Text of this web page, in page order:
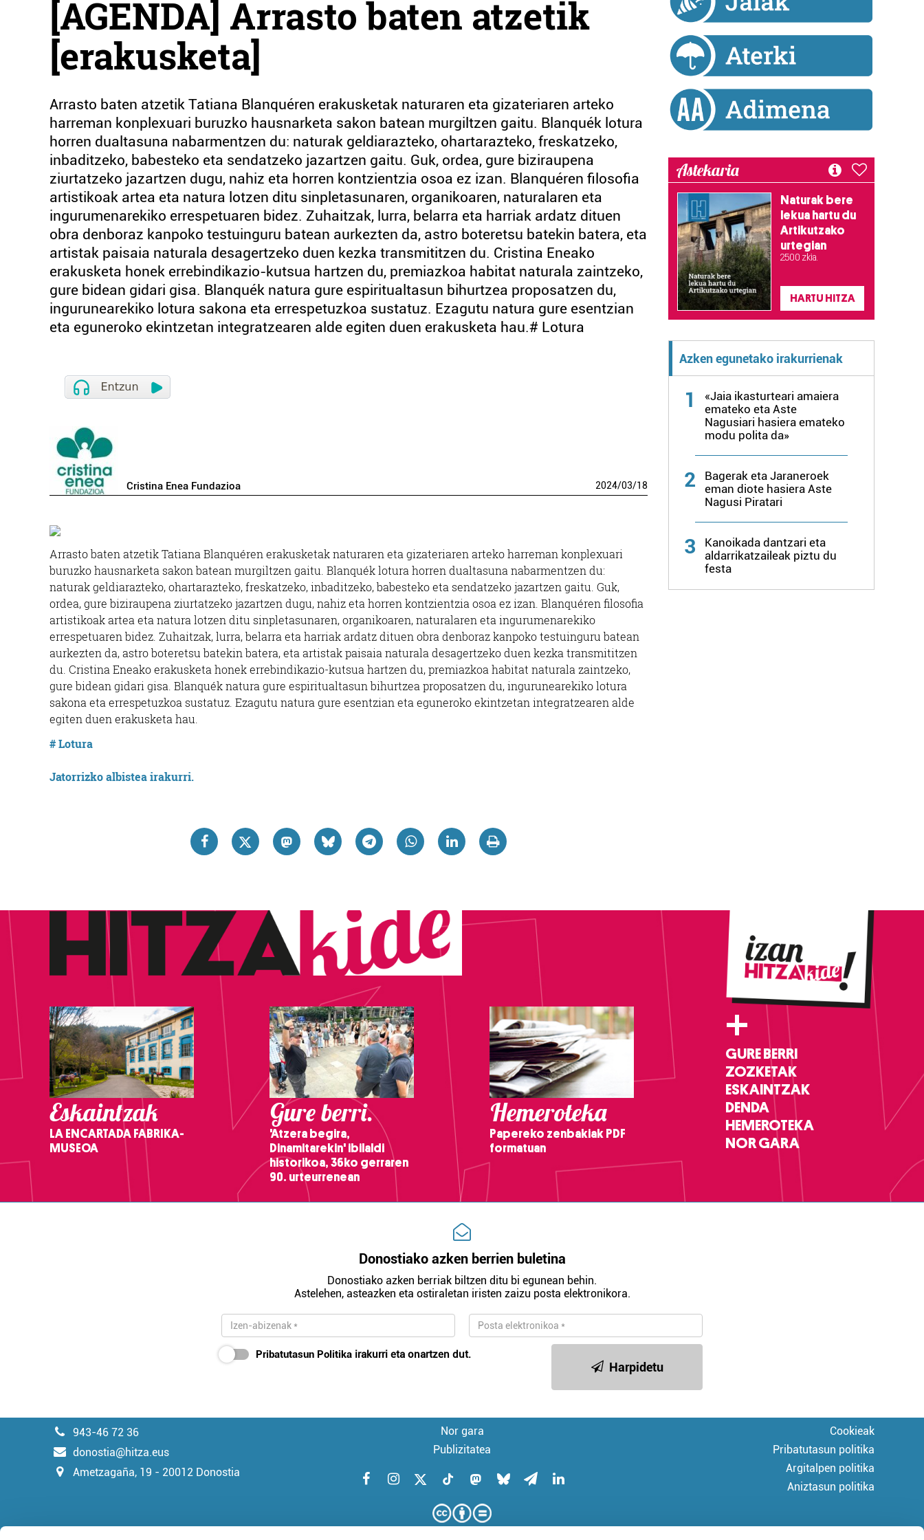
[AGENDA] Arrasto baten atzetik
[erakusketa]
Arrasto baten atzetik Tatiana Blanquéren erakusketak naturaren eta gizateriaren arteko
harreman konplexuari buruzko hausnarketa sakon batean murgiltzen gaitu. Blanquék lotura
horren dualtasuna nabarmentzen du: naturak geldiarazteko, ohartarazteko, freskatzeko,
inbaditzeko, babesteko eta sendatzeko jazartzen gaitu. Guk, ordea, gure biziraupena
ziurtatzeko jazartzen dugu, nahiz eta horren kontzientzia osoa ez izan. Blanquéren filosofia
artistikoak artea eta natura lotzen ditu sinpletasunaren, organikoaren, naturalaren eta
ingurumenarekiko errespetuaren bidez. Zuhaitzak, lurra, belarra eta harriak ardatz dituen
obra denboraz kanpoko testuinguru batean aurkezten da, astro boteretsu batekin batera, eta
artistak paisaia naturala desagertzeko duen kezka transmititzen du. Cristina Eneako
erakusketa honek errebindikazio-kutsua hartzen du, premiazkoa habitat naturala zaintzeko,
gure bidean gidari gisa. Blanquék natura gure espiritualtasun bihurtzea proposatzen du,
ingurunearekiko lotura sakona eta errespetuzkoa sustatuz. Ezagutu natura gure esentzian
eta eguneroko ekintzetan integratzearen alde egiten duen erakusketa hau.# Lotura
Cristina Enea Fundazioa 2024/03/18
Arrasto baten atzetik Tatiana Blanquéren erakusketak naturaren eta gizateriaren arteko harreman konplexuari
buruzko hausnarketa sakon batean murgiltzen gaitu. Blanquék lotura horren dualtasuna nabarmentzen du:
naturak geldiarazteko, ohartarazteko, freskatzeko, inbaditzeko, babesteko eta sendatzeko jazartzen gaitu. Guk,
ordea, gure biziraupena ziurtatzeko jazartzen dugu, nahiz eta horren kontzientzia osoa ez izan. Blanquéren filosofia
artistikoak artea eta natura lotzen ditu sinpletasunaren, organikoaren, naturalaren eta ingurumenarekiko
errespetuaren bidez. Zuhaitzak, lurra, belarra eta harriak ardatz dituen obra denboraz kanpoko testuinguru batean
aurkezten da, astro boteretsu batekin batera, eta artistak paisaia naturala desagertzeko duen kezka transmititzen
du. Cristina Eneako erakusketa honek errebindikazio-kutsua hartzen du, premiazkoa habitat naturala zaintzeko,
gure bidean gidari gisa. Blanquék natura gure espiritualtasun bihurtzea proposatzen du, ingurunearekiko lotura
sakona eta errespetuzkoa sustatuz. Ezagutu natura gure esentzian eta eguneroko ekintzetan integratzearen alde
egiten duen erakusketa hau.
# Lotura
Jatorrizko albistea irakurri.
Astekaria
Naturak bere
lekua hartu du
Artikutzako
urtegian
2.500 zkia.
HARTU HITZA
Azken egunetako irakurrienak
1
«Jaia ikasturteari amaiera
emateko eta Aste
Nagusiari hasiera emateko
modu polita da»
2
Bagerak eta Jaraneroek
eman diote hasiera Aste
Nagusi Piratari
3
Kanoikada dantzari eta
aldarrikatzaileak piztu du
festa
Eskaintzak
LA ENCARTADA FABRIKA-
MUSEOA
Gure berri.
'Atzera begira,
Dinamitarekin' ibilaldi
historikoa, 36ko gerraren
90. urteurrenean
Hemeroteka
Papereko zenbakiak PDF
formatuan
+
GURE BERRI
ZOZKETAK
ESKAINTZAK
DENDA
HEMEROTEKA
NOR GARA
Donostiako azken berrien buletina
Donostiako azken berriak biltzen ditu bi egunean behin.
Astelehen, asteazken eta ostiraletan iristen zaizu posta elektronikora.
Pribatutasun Politika irakurri eta onartzen dut.
Harpidetu
943-46 72 36
donostia@hitza.eus
Ametzagaña, 19 - 20012 Donostia
Nor gara
Publizitatea
Cookieak
Pribatutasun politika
Argitalpen politika
Aniztasun politika